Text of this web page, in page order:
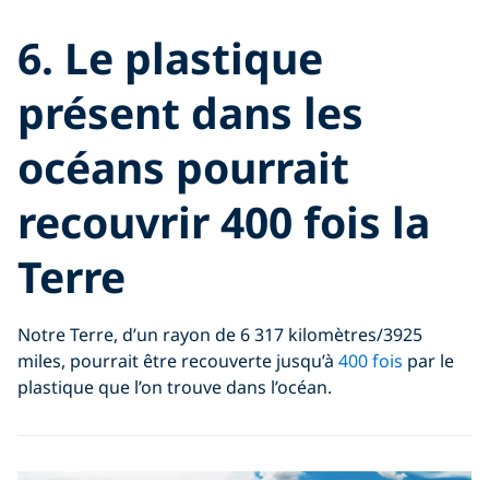
6. Le plastique
présent dans les
océans pourrait
recouvrir 400 fois la
Terre
Notre Terre, d’un rayon de 6 317 kilomètres/3925
miles, pourrait être recouverte jusqu’à 400 fois par le
plastique que l’on trouve dans l’océan.